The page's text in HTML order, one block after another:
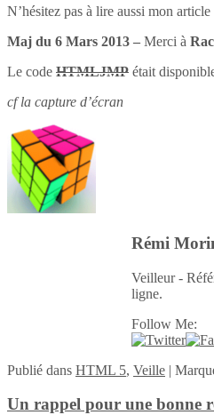
N’hésitez pas à lire aussi mon
Maj du 6 Mars 2013 – Merci à
Le code HTMLJMP était
cf la capture d’écran
Rémi
Veilleur -
ligne.
Follow Me:
Publié dans HTML 5, Veille |
Un rappel pour une bonne